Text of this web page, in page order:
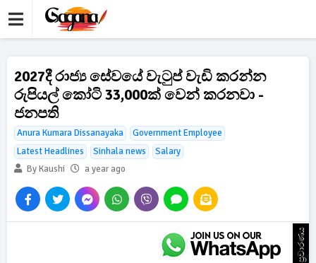
2027දී රාජ්‍ය සේවයේ වැටුප් වැඩි කරන්න
රුපියල් කෝටි 33,000ක් වෙන් කරනවා -
ජනපති
Anura Kumara Dissanayaka
Government Employee
Latest Headlines
Sinhala news
Salary
By Kaushi
a year ago
ප්‍රචාරණය